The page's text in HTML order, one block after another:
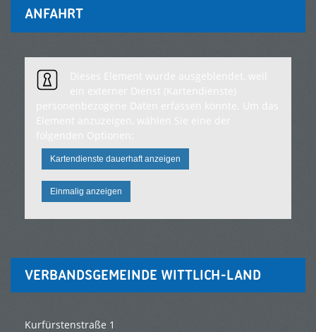
ANFAHRT
Kartendienste dauerhaft anzeigen
Einmalig anzeigen
VERBANDSGEMEINDE WITTLICH-LAND
Kurfürstenstraße 1